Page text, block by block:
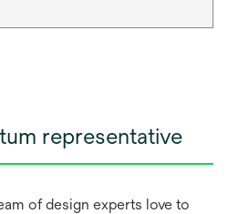
representative
of design experts love to